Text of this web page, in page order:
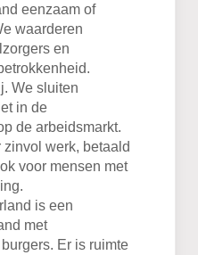
eenzaam of
waarderen
en
We sluiten
in de
de arbeidsmarkt.
werk, betaald
voor mensen met
is een
met
Er is ruimte